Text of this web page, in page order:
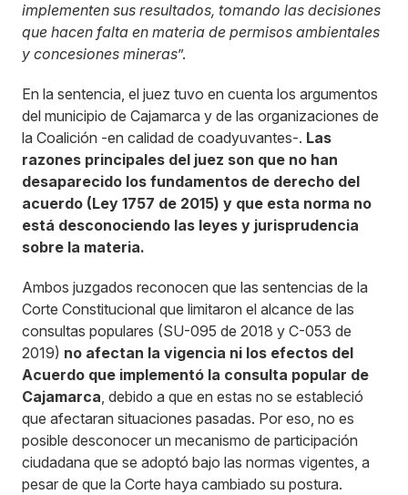
implementen sus resultados, tomando las decisiones
que hacen falta en materia de permisos ambientales
y concesiones mineras”.
En la sentencia, el juez tuvo en cuenta los argumentos
del municipio de Cajamarca y de las organizaciones de
la Coalición -en calidad de coadyuvantes-. Las
razones principales del juez son que no han
desaparecido los fundamentos de derecho del
acuerdo (Ley 1757 de 2015) y que esta norma no
está desconociendo las leyes y jurisprudencia
sobre la materia.
Ambos juzgados reconocen que las sentencias de la
Corte Constitucional que limitaron el alcance de las
consultas populares (SU-095 de 2018 y C-053 de
2019) no afectan la vigencia ni los efectos del
Acuerdo que implementó la consulta popular de
Cajamarca, debido a que en estas no se estableció
que afectaran situaciones pasadas. Por eso, no es
posible desconocer un mecanismo de participación
ciudadana que se adoptó bajo las normas vigentes, a
pesar de que la Corte haya cambiado su postura.